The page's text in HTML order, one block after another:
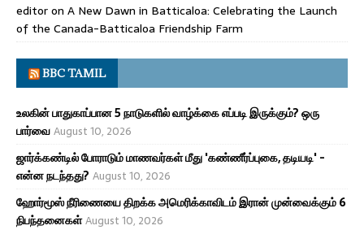
editoron A New Dawn in Batticaloa: Celebrating the Launch
of the Canada-Batticaloa Friendship Farm
BBC TAMIL
உலகின் பாதுகாப்பான 5 நாடுகளில் வாழ்க்கை எப்படி இருக்கும்? ஒரு
பார்வைAugust 10, 2026
ஜார்க்கண்டில் போராடும் மாணவர்கள் மீது 'கண்ணீர்ப்புகை, தடியடி' -
என்ன நடந்தது? August 10, 2026
ஹோர்மூஸ் நீரிணையை திறக்க அமெரிக்காவிடம் இரான் முன்வைக்கும் 6
நிபந்தனைகள்August 10, 2026